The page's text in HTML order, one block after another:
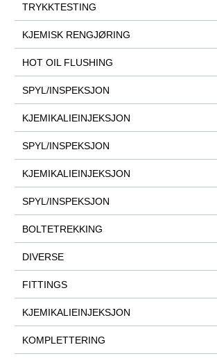
TRYKKTESTING
KJEMISK RENGJØRING
HOT OIL FLUSHING
SPYL/INSPEKSJON
KJEMIKALIEINJEKSJON
SPYL/INSPEKSJON
KJEMIKALIEINJEKSJON
SPYL/INSPEKSJON
BOLTETREKKING
DIVERSE
FITTINGS
KJEMIKALIEINJEKSJON
KOMPLETTERING